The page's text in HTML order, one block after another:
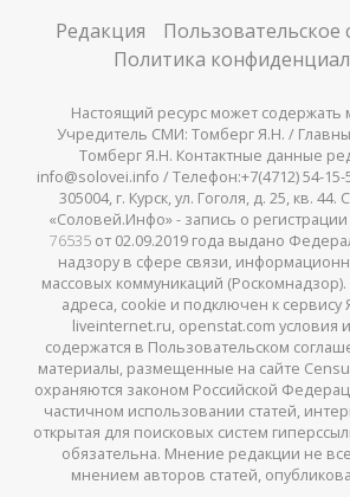
Редакция
Пользовательское
Политика
Настоящий ресурс может содержать
Учредитель СМИ: Томберг Я.Н. /
Томберг Я.Н. Контактные данные
info@solovei.info / Телефон:+7(4712) 54-
305004, г. Курск, ул. Гоголя, д. 25, кв.
«Соловей.Инфо» - запись о
76535от 02.09.2019 года выдано
надзору в сфере связи,
массовых коммуникаций (Роскомнадзор).
адреса, cookie и подключен к сервису
liveinternet.ru, openstat.com условия
содержатся в Пользовательском
материалы, размещенные на сайте
охраняются законом Российской
частичном использовании статей,
открытая для поисковых систем
обязательна. Мнение редакции не
мнением авторов статей,